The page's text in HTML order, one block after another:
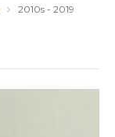
2010s - 2019